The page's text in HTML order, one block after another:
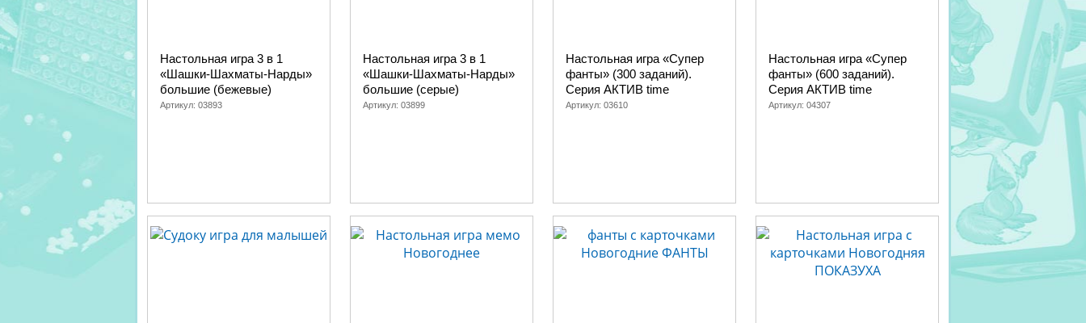
Настольная игра 3 в 1
«Шашки-Шахматы-Нарды»
большие (бежевые)
Артикул: 03893
Настольная игра 3 в 1
«Шашки-Шахматы-Нарды»
большие (серые)
Артикул: 03899
Настольная игра «Супер
фанты» (300 заданий).
Серия АКТИВ time
Артикул: 03610
Настольная игра «Супер
фанты» (600 заданий).
Серия АКТИВ time
Артикул: 04307